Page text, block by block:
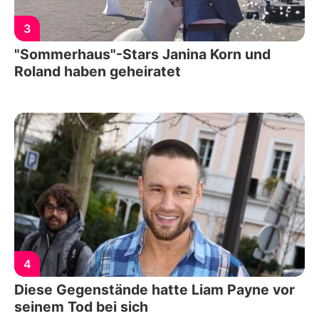
3
"Sommerhaus"-Stars Janina Korn und
Roland haben geheiratet
4
Diese Gegenstände hatte Liam Payne vor
seinem Tod bei sich